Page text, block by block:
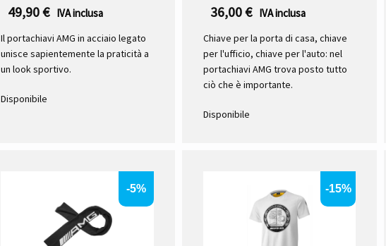
49,90€ IVA inclusa
Il portachiavi AMG in acciaio legato
unisce sapientemente la praticità a
un look sportivo.
Disponibile
36,00€ IVA inclusa
Chiave per la porta di casa, chiave
per l'ufficio, chiave per l'auto: nel
portachiavi AMG trova posto tutto
ciò che è importante.
Disponibile
-5% -15%